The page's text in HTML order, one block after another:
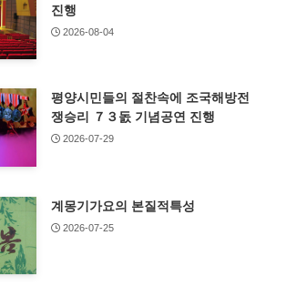
진행
2026-08-04
평양시민들의 절찬속에 조국해방전
쟁승리 ７３돐 기념공연 진행
2026-07-29
계몽기가요의 본질적특성
2026-07-25